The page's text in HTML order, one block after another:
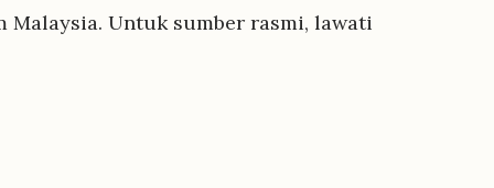
Untuk sumber rasmi, lawati